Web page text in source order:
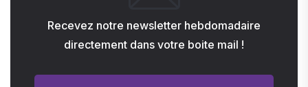
Recevez notre newsletter hebdomadaire
directement dans votre boite mail !